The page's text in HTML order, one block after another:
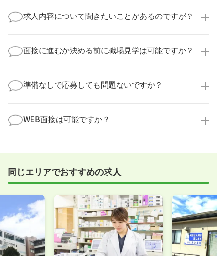
業様に個人情報が送られることはありません！
より詳細な求人情報をご確認いただいた上で、転職希
求人内容について聞きたいことがあるのですが？
してお答えいたします。
勤務体制や職場の雰囲気、研修制度など、どんな小さ
す！
面接に進むか決める前に職場見学は可能ですか？
積極的に受け入れています。実際の職場環境や働く人
の様子を見ることで、より安心してご判断いただけま
ださい！
準備なしで応募しても問題ないですか？
まで、一からサポートいたします。「転職を考え始め
たばかり」「何から始めればいいか分からない」とい
WEB面接は可能ですか？
すめしていますが、企業様によってはWEB面接を導入
事前に確認することは可能ですので、お気軽にお申し
付けください！
同じエリアでおすすめの求人